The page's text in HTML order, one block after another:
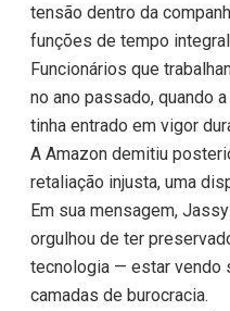
tensão dentro da
funções de tempo
Funcionários que
no ano passado, quando
tinha entrado em vigor
A Amazon demitiu
retaliação injusta, uma
Em sua mensagem,
orgulhou de ter
tecnologia — estar vendo
camadas de burocracia.